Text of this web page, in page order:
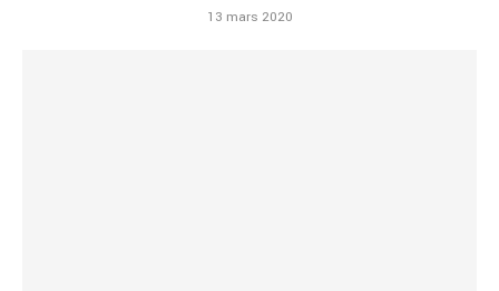
13 mars 2020